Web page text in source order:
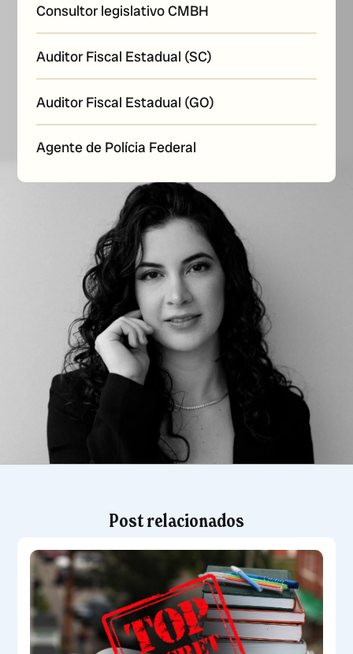
Consultor legislativo CMBH
Auditor Fiscal Estadual (SC)
Auditor Fiscal Estadual (GO)
Agente de Polícia Federal
Post relacionados